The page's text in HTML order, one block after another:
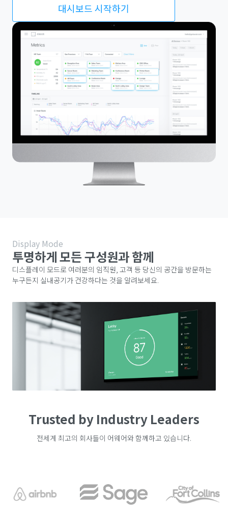
대시보드 시작하기
Display Mode
투명하게 모든 구성원과 함께
디스플레이 모드로 여러분의 임직원, 고객 등 당신의 공간을 방문하는
누구든지 실내공기가 건강하다는 것을 알려보세요.
Trusted by Industry Leaders
전세계 최고의 회사들이 어웨어와 함께하고 있습니다.